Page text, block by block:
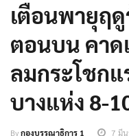
เตือนพายุฤ
ตอนบน คาด
ลมกระโชก
บางแห่ง 8-
Byกองบรรณาธิการ 1 7 มี